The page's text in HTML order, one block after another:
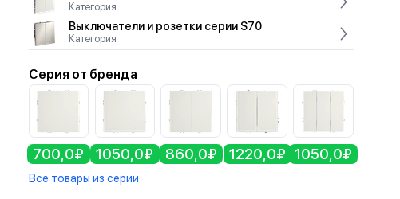
Категория
Выключатели и розетки серии S70
Категория
Серия от бренда
700,0₽ 1050,0₽ 860,0₽ 1220,0₽ 1050,0₽
Все товары из серии